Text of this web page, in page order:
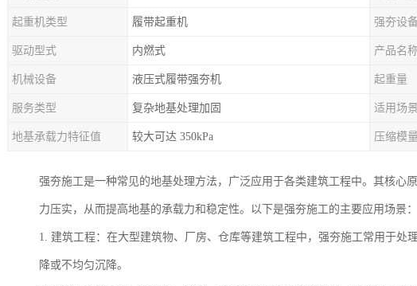
起重机类型 履带起重机 强夯设
驱动型式 内燃式 产品名称
机械设备 液压式履带强夯机 起重量
服务类型 复杂地基处理加固 适用场景
地基承载力特征值 较大可达 350kPa 压缩模量
强夯施工是一种常见的地基处理方法，广泛应用于各类建筑工程中。其核心
力压实，从而提高地基的承载力和稳定性。以下是强夯施工的主要应用场景：
1. 建筑工程：在大型建筑物、厂房、仓库等建筑工程中，强夯施工常用于处
降或不均匀沉降。